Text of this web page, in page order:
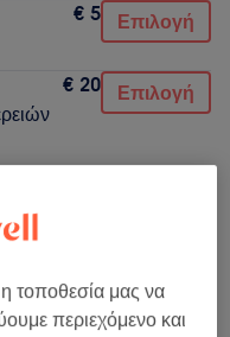
€ 5 Επιλογή
€ 20 Επιλογή
από € 6
τοποθεσία μας να
περιεχόμενο και